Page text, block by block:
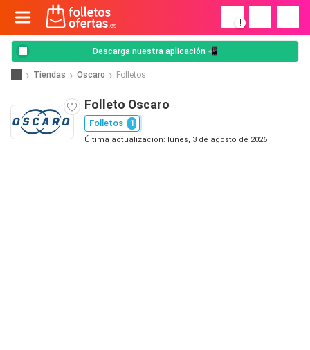
!
Descarga nuestra aplicación 📲
Tiendas Oscaro Folletos
Folleto Oscaro
Folletos 1
Última actualización: lunes, 3 de agosto de 2026